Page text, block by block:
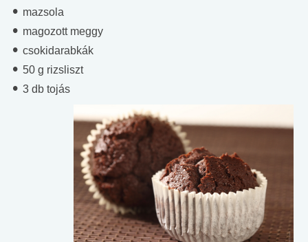
mazsola
magozott meggy
csokidarabkák
50 g rizsliszt
3 db tojás